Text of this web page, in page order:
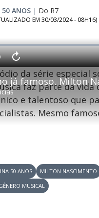
50 ANOS | Do R7
EM 30/03/2024 - 08H16)
A
v
a
n
ç
a
1
0
e
g
da série especial
faz parte da
e talentoso que
Mesmo
50 ANOS MILTON NASCIMENTO
MUSICAL